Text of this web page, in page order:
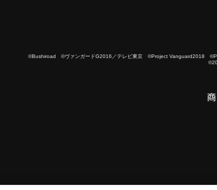
©Bushiroad ©ヴァンガードG2016／テレビ東京 ©Project Vanguard2018